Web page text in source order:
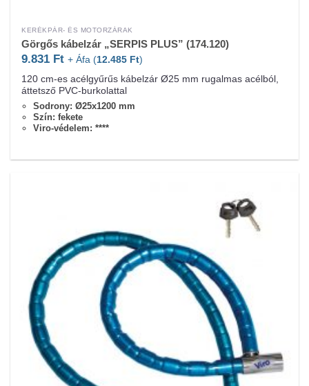
KERÉKPÁR- ÉS MOTORZÁRAK
Görgős kábelzár „SERPIS PLUS” (174.120)
9.831 Ft + Áfa (12.485 Ft)
120 cm-es acélgyűrűs kábelzár Ø25 mm rugalmas acélból,
áttetsző PVC-burkolattal
Sodrony: Ø25x1200 mm
Szín: fekete
Viro-védelem: ****